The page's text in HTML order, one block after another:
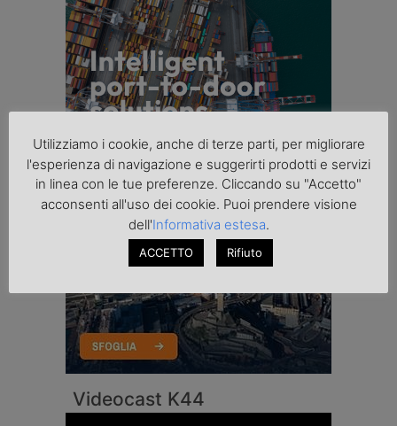
Videocast K44
Utilizziamo i cookie, anche di terze parti, per migliorare
l'esperienza di navigazione e suggerirti prodotti e servizi
in linea con le tue preferenze. Cliccando su "Accetto"
acconsenti all'uso dei cookie. Puoi prendere visione
dell'Informativa estesa.
ACCETTO Rifiuto